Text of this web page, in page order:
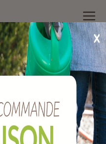
jardin/ Jardinage /Croc à
alsace emmanché.